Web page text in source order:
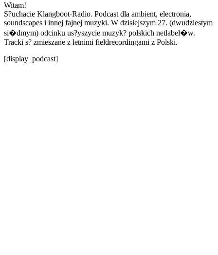
Witam!
S?uchacie Klangboot-Radio. Podcast dla ambient, electronia,
soundscapes i innej fajnej muzyki. W dzisiejszym 27. (dwudziestym
si�dmym) odcinku us?yszycie muzyk? polskich netlabel�w.
Tracki s? zmieszane z letnimi fieldrecordingami z Polski.
[display_podcast]